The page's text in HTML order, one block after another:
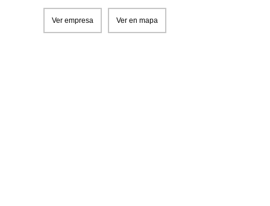
Ver empresa Ver en mapa